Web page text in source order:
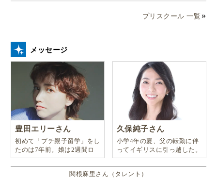
プリスクール 一覧
メッセージ
豊田エリーさん
初めて「プチ親子留学」をし
たのは7年前。娘は2週間ロ
ンドンのサマースクールに通
い、英語劇に挑戦したり、
久保純子さん
小学4年の夏、父の転勤に伴
ってイギリスに引っ越した。
関根麻里さん（タレント）